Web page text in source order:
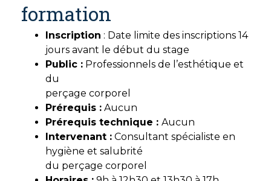
formation
Inscription : Date limite des inscriptions 14
jours avant le début du stage
Public : Professionnels de l’esthétique et
du
perçage corporel
Prérequis : Aucun
Prérequis technique : Aucun
Intervenant : Consultant spécialiste en
hygiène et salubrité
du perçage corporel